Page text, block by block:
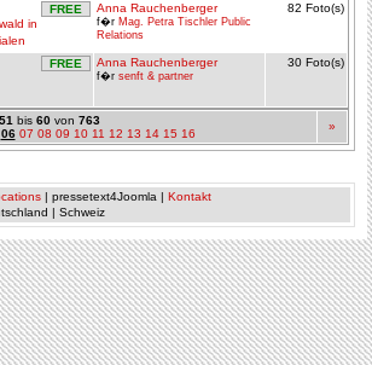
FREE
in
Anna Rauchenberger
f�r Mag. Petra Tischler Public
Relations
82 Foto(s)
FREE Anna Rauchenberger
f�r senft & partner
30 Foto(s)
51 bis 60von 763
06 07 08 09 10 11 12 13 14 15 16
»
| pressetext4Joomla | Kontakt
| Schweiz